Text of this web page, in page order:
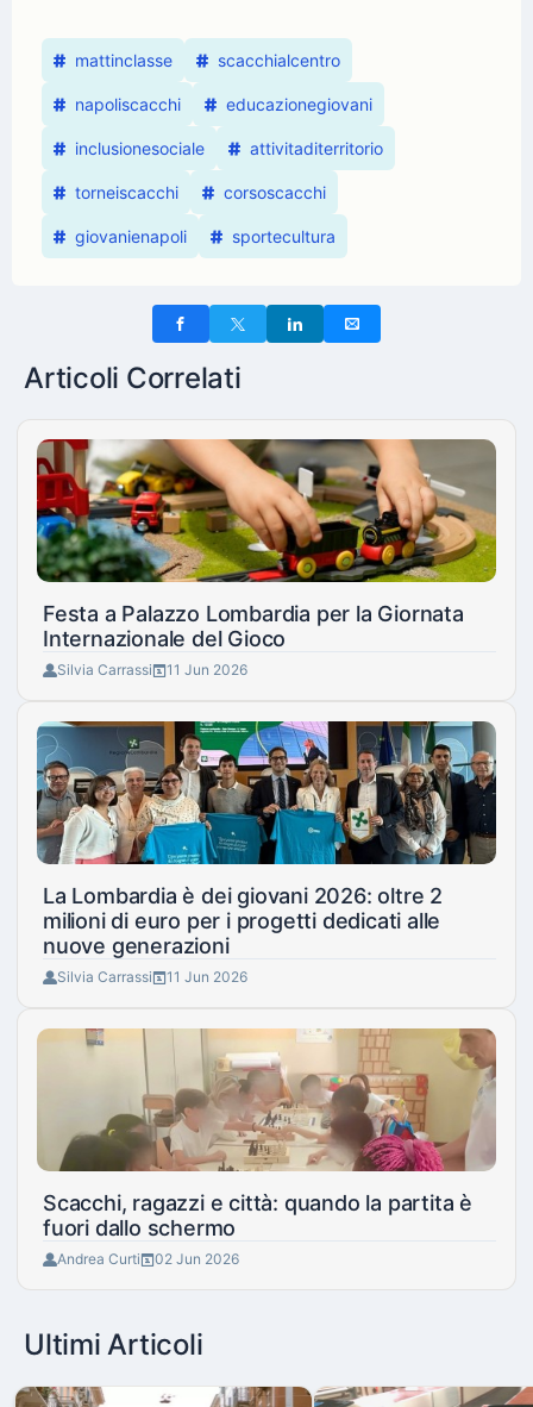
mattinclasse scacchialcentro
napoliscacchi educazionegiovani
inclusionesociale attivitaditerritorio
torneiscacchi corsoscacchi
giovanienapoli sportecultura
Articoli Correlati
Festa a Palazzo Lombardia per la Giornata
Internazionale del Gioco
Silvia Carrassi 11 Jun 2026
La Lombardia è dei giovani 2026: oltre 2
milioni di euro per i progetti dedicati alle
nuove generazioni
Silvia Carrassi 11 Jun 2026
Scacchi, ragazzi e città: quando la partita è
fuori dallo schermo
Andrea Curti 02 Jun 2026
Ultimi Articoli